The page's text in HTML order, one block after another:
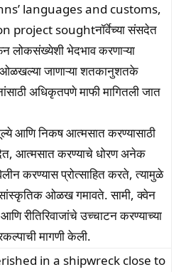
languages and customs,
soughtनॉर्वेच्या संसदेत
लोकसंख्येशी भेदभाव करणाऱ्या
ओळखल्या जाणाऱ्या शतकानुशतके
अधिकृतपणे माफी मागितली जात
आणि निकष आत्मसात करण्यासाठी
आत्मसात करण्याचे धोरण अनेक
करण्यास प्रोत्साहित करते, त्यामुळे
सांस्कृतिक ओळख गमावते. सामी, क्वेन
रीतिरिवाजांचे उच्चाटन करण्याच्या
मागणी केली.
in a shipwreck close to